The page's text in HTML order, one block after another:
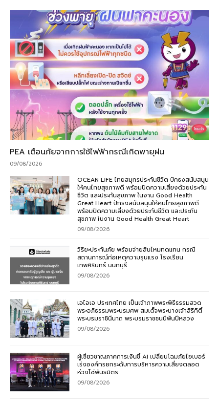
PEA เตือนภัยจากการใช้ไฟฟ้ากรณีเกิดพายุฝน
09/08/2026
OCEAN LIFE ไทยสมุทรประกันชีวิต ปักธงสนับสนุน
ให้คนไทยสุขภาพดี พร้อมปิดความเสี่ยงด้วยประกัน
ชีวิต และประกันสุขภาพ ในงาน Good Health
Great Heart ปักธงสนับสนุนให้คนไทยสุขภาพดี
พร้อมปิดความเสี่ยงด้วยประกันชีวิต และประกัน
สุขภาพ ในงาน Good Health Great Heart
09/08/2026
วิริยะประกันภัย พร้อมจ่ายสินไหมทดแทน กรณี
สถานการณ์ก่อเหตุความรุนแรง โรงเรียน
เทพศิรินทร์ นนทบุรี
09/08/2026
เอไอเอ ประเทศไทย เป็นเจ้าภาพพระพิธีธรรมสวด
พระอภิธรรมพระบรมศพ สมเด็จพระนางเจ้าสิริกิติ์
พระบรมราชินีนาถ พระบรมราชชนนีพันปีหลวง
09/08/2026
ผู้เชี่ยวชาญภาคการเงินชี้ AI เปลี่ยนโฉมภัยไซเบอร์
เร่งองค์กรยกระดับการบริหารความเสี่ยงตลอด
ห่วงโซ่พันธมิตร
09/08/2026